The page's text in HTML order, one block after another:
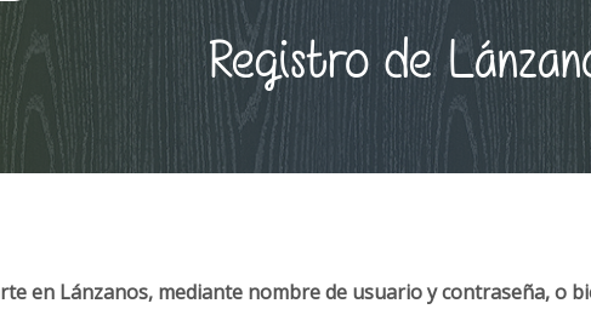
Registro de
en Lánzanos, mediante nombre de usuario y contraseña, o